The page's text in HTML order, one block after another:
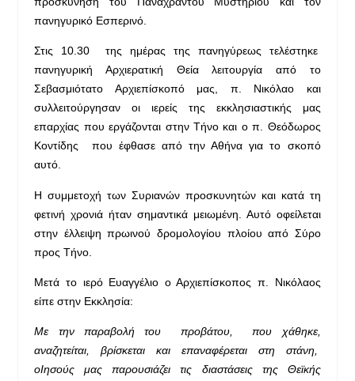
πανηγυρικό Εσπερινό.
Στις 10.30 της ημέρας της πανηγύρεως τελέστηκε
πανηγυρική Αρχιερατική Θεία λειτουργία από το
Σεβασμιότατο Αρχιεπίσκοπό μας, π. Νικόλαο και
συλλειτούργησαν οι ιερείς της εκκλησιαστικής μας
επαρχίας που εργάζονται στην Τήνο και ο π. Θεόδωρος
Κοντίδης που έφθασε από την Αθήνα για το σκοπό
αυτό.
Η συμμετοχή των Συριανών προσκυνητών και κατά τη
φετινή χρονιά ήταν σημαντικά μειωμένη. Αυτό οφείλεται
στην έλλειψη πρωινού δρομολογίου πλοίου από Σύρο
προς Τήνο.
Μετά το ιερό Ευαγγέλιο ο Αρχιεπίσκοπος π. Νικόλαος
είπε στην Εκκλησία:
Με την παραβολή του προβάτου, που χάθηκε,
αναζητείται, βρίσκεται και επαναφέρεται στη στάνη,
oΙησούς μας παρουσιάζει τις διαστάσεις της Θεϊκής